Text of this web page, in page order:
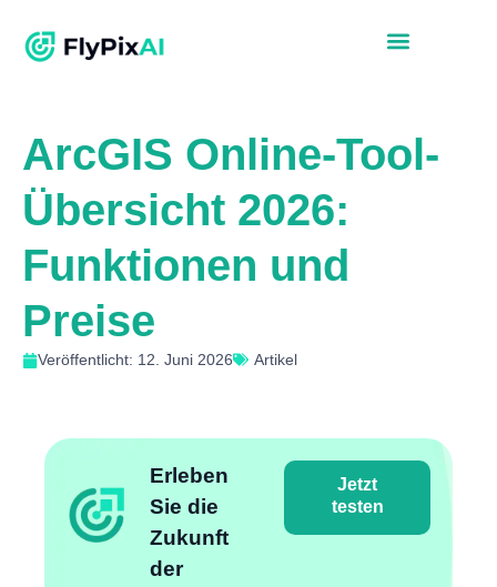
ArcGIS Online-Tool-
Übersicht 2026:
Funktionen und
Preise
Veröffentlicht: 12. Juni 2026 Artikel
Erleben
Sie die
Zukunft
der
Jetzt
testen